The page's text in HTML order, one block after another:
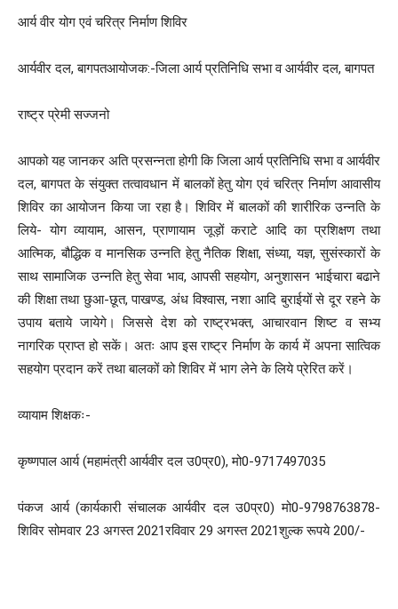
आर्य वीर योग एवं चरित्र निर्माण शिविर
आर्यवीर दल, बागपतआयोजक:-जिला आर्य प्रतिनिधि सभा व आर्यवीर दल, बागपत
राष्ट्र प्रेमी सज्जनो
आपको यह जानकर अति प्रसन्नता होगी कि जिला आर्य प्रतिनिधि सभा व आर्यवीर
दल, बागपत के संयुक्त तत्वावधान में बालकों हेतु योग एवं चरित्र निर्माण आवासीय
शिविर का आयोजन किया जा रहा है। शिविर में बालकों की शारीरिक उन्नति के
लिये- योग व्यायाम, आसन, प्राणायाम जूड़ों कराटे आदि का प्रशिक्षण तथा
आत्मिक, बौद्धिक व मानसिक उन्नति हेतु नैतिक शिक्षा, संध्या, यज्ञ, सुसंस्कारों के
साथ सामाजिक उन्नति हेतु सेवा भाव, आपसी सहयोग, अनुशासन भाईचारा बढाने
की शिक्षा तथा छुआ-छूत, पाखण्ड, अंध विश्वास, नशा आदि बुराईयों से दूर रहने के
उपाय बताये जायेगे। जिससे देश को राष्ट्रभक्त, आचारवान शिष्ट व सभ्य
नागरिक प्राप्त हो सकें। अतः आप इस राष्ट्र निर्माण के कार्य में अपना सात्विक
सहयोग प्रदान करें तथा बालकों को शिविर में भाग लेने के लिये प्रेरित करें।
व्यायाम शिक्षकः-
कृष्णपाल आर्य (महामंत्री आर्यवीर दल उ0प्र0), मो0-9717497035
पंकज आर्य (कार्यकारी संचालक आर्यवीर दल उ0प्र0) मो0-9798763878-
शिविर सोमवार 23 अगस्त 2021रविवार 29 अगस्त 2021शुल्क रूपये 200/-